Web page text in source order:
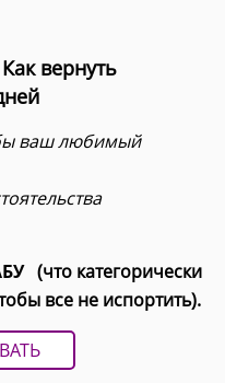
вернуть
ваш любимый
(что категорически
все не испортить).